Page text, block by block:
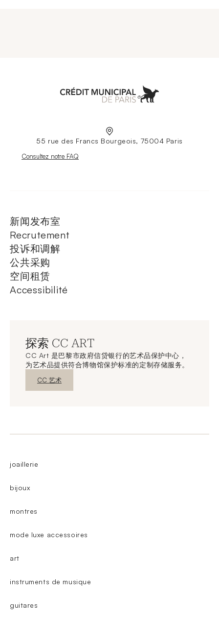
55 rue des Francs Bourgeois, 75004 Paris
Nouvelle fenêtre
Consultez notre FAQ
新闻发布室
Recrutement
投诉和调解
公共采购
空间租赁
Accessibilité
探索 CC ART
CC Art 是巴黎市政府信贷银行的艺术品保护中心，
为艺术品提供符合博物馆保护标准的定制存储服务。
新窗口发现
CC 艺术
joaillerie
bijoux
montres
mode luxe accessoires
art
instruments de musique
guitares